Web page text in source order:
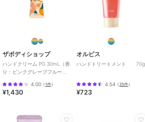
この商品は、不良品のみ返品を承ります
キッチン
商品カテゴリ
ドクリーム・ネイルケア
ドクリーム・ネイルケア
ザボディショップ
ハンドクリーム PG 30mL（香
り：ピンクグレープフルー
4.00 （1件）
¥1,430
オルビス
ハンドトリートメント 70g
4.54 （35件）
¥723